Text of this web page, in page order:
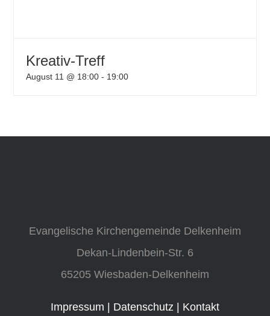
Kreativ-Treff
August 11 @ 18:00 - 19:00
Evangelische Kirchengemeinde Delkenheim
Dekan-Lindenbein-Str. 6
65205 Wiesbaden-Delkenheim
Impressum | Datenschutz | Kontakt